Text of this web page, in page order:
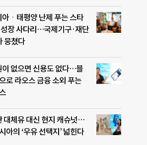
아ㆍ태평양 난제 푸는 스타
장 사다리…국제기구·재단
뭉쳤다
이 없으면 신용도 없다…블
로 라오스 금융 소외 푸는
대체유 대신 현지 캐슈넛…
아의 ‘우유 선택지’ 넓힌다